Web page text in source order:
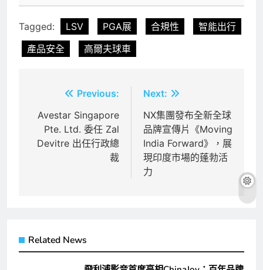
Tagged: LSV PGA展 合規性
智能出行
產品安全
高爾夫球車
章
導
Previous:
Avestar Singapore
Pte. Ltd. 委任 Zal
Devitre 出任行政總
裁
Next:
NX集團發布全新全球
品牌宣傳片《Moving
India Forward》，展
現印度市場的蓬勃活
力
Related News